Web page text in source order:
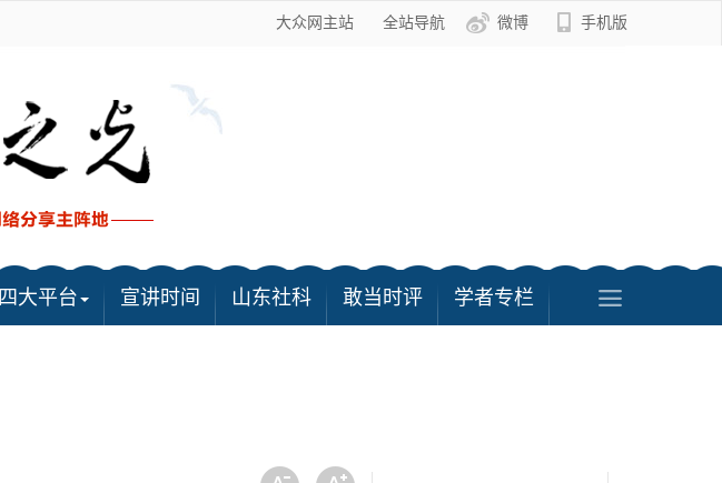
大众网主站 全站导航 微博 手机版
四大平台 宣讲时间 山东社科 敢当时评 学者专栏